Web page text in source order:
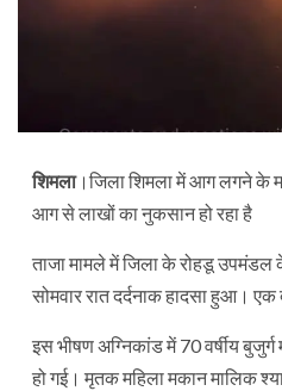
शिमला।जिला शिमला में आग लगने के
आग से लाखों का नुकसान हो रहा है
ताजा मामले में जिला के रोहडू उपमंडल
सोमवार रात दर्दनाक हादसा हुआ।
इस भीषण अग्निकांड में 70 वर्षीय
हो गई। मृतक महिला मकान मालिक